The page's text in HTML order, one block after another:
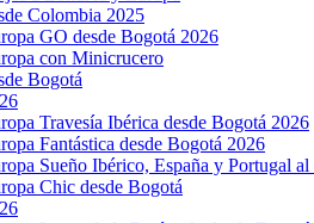
Colombia 2025
GO desde Bogotá 2026
con Minicrucero
Bogotá
Travesía Ibérica desde Bogotá 2026
Fantástica desde Bogotá 2026
Sueño Ibérico, España y Portugal
Chic desde Bogotá